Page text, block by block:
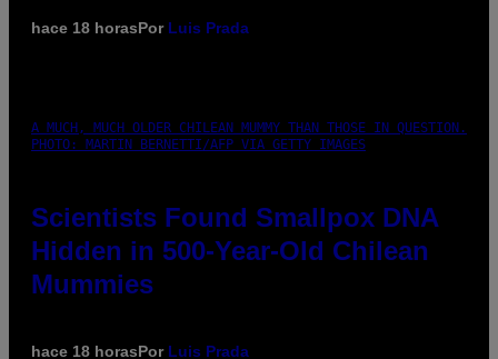
hace 18 horasPor Luis Prada
A MUCH, MUCH OLDER CHILEAN MUMMY THAN THOSE IN QUESTION.
PHOTO: MARTIN BERNETTI/AFP VIA GETTY IMAGES
Scientists Found Smallpox DNA
Hidden in 500-Year-Old Chilean
Mummies
hace 18 horasPor Luis Prada